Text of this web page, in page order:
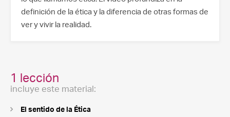
definición de la ética y la diferencia de otras formas de
ver y vivir la realidad.
1 lección
incluye este material:
El sentido de la Ética